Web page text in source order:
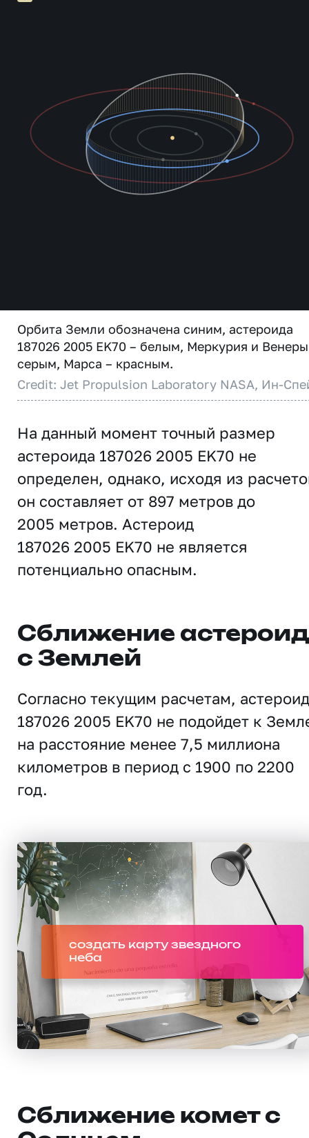
Орбита Земли обозначена синим, астероида
187026 2005 EK70 – белым, Меркурия и
серым, Марса – красным.
Credit: Jet Propulsion Laboratory NASA, Ин-
На данный момент точный размер
астероида 187026 2005 EK70 не
определен, однако, исходя из
он составляет от 897 метров до
2005 метров. Астероид
187026 2005 EK70 не является
потенциально опасным.
Сближение
с Землей
Согласно текущим расчетам, астероид
187026 2005 EK70 не подойдет к
на расстояние менее 7,5 миллиона
километров в период с 1900 по 2200
год.
создать карту звездного
неба
Сближение комет с